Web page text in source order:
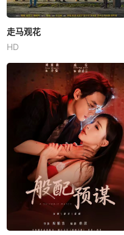
走马观花
HD